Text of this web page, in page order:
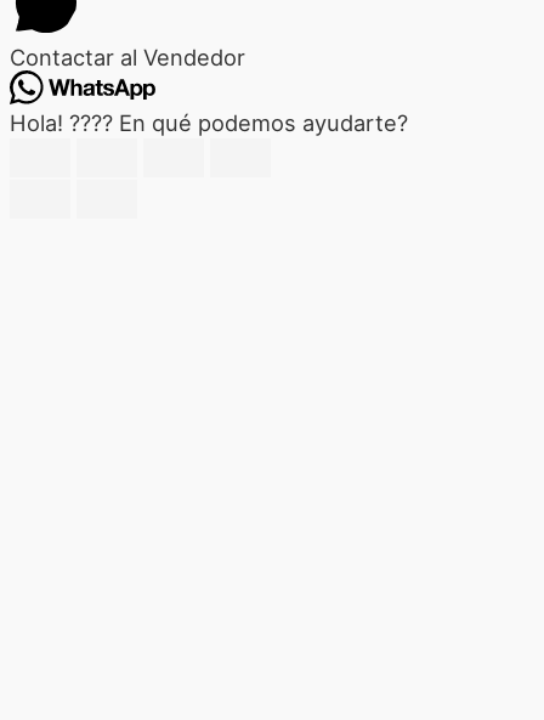
Contactar al Vendedor
Hola! ???? En qué podemos ayudarte?